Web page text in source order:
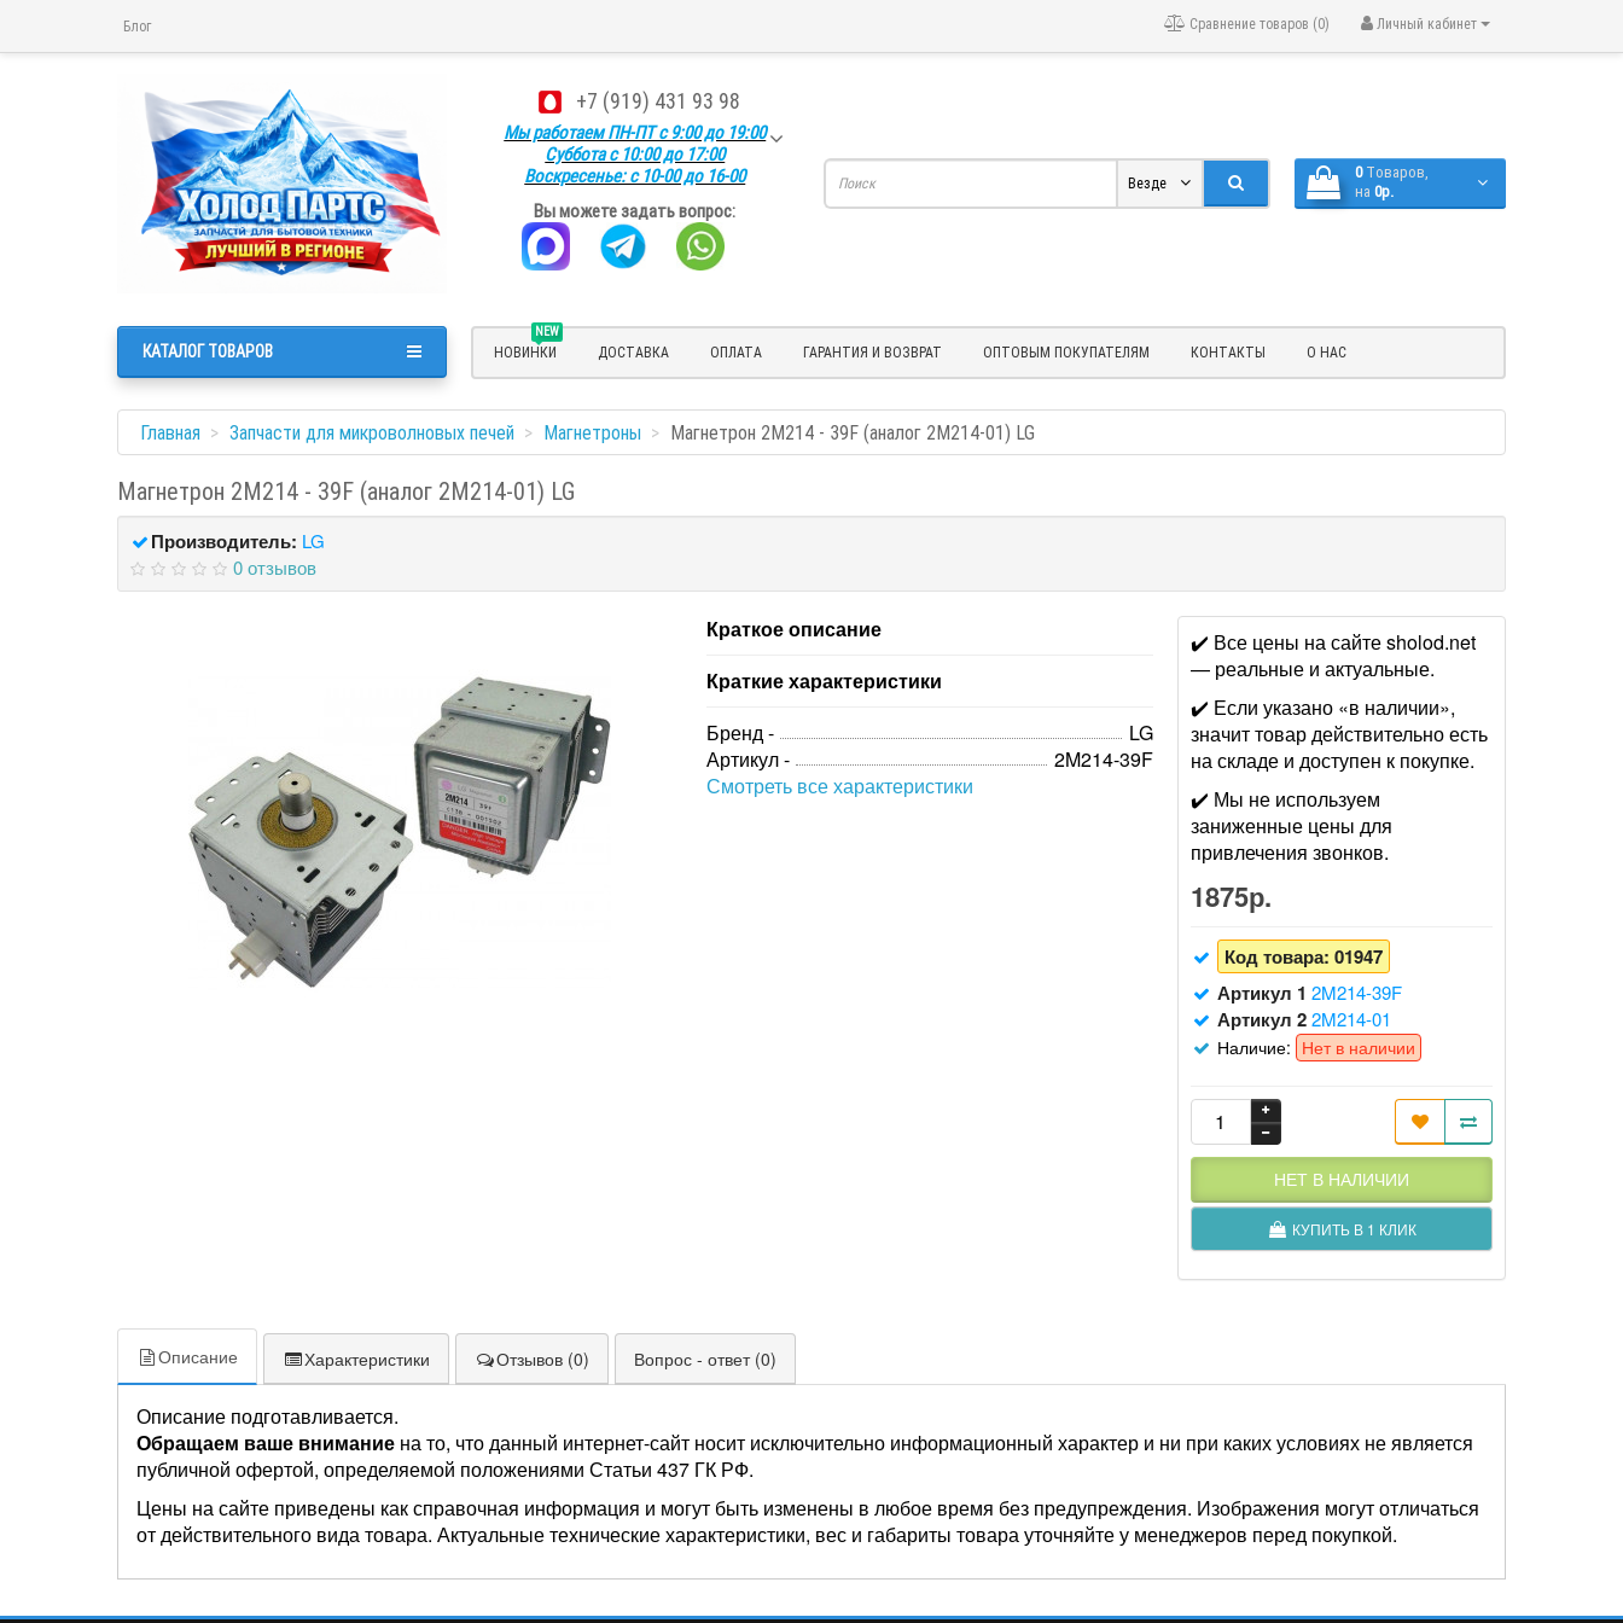
Блог Личный кабинет
Сравнение товаров (0)
+7 (919) 431 93 98
Мы работаем ПН-ПТ с 9:00 до 19:00
Суббота с 10:00 до 17:00
Воскресенье: с 10-00 до 16-00
Вы можете задать вопрос:
0 Tоваров,
на 0р.
Везде
NEW
НОВИНКИ ДОСТАВКА ОПЛАТА ГАРАНТИЯ И ВОЗВРАТ ОПТОВЫМ ПОКУПАТЕЛЯМ КОНТАКТЫ О НАС
КАТАЛОГ ТОВАРОВ
Главная Запчасти для микроволновых печей Магнетроны Магнетрон 2M214 - 39F (аналог 2M214-01) LG
Магнетрон 2M214 - 39F (аналог 2M214-01) LG
Производитель: LG
0 отзывов
Краткое описание
Краткие характеристики
Бренд -
LG
Артикул -
2M214-39F
Смотреть все характеристики
✔️ Все цены на сайте sholod.net
— реальные и актуальные.
✔️ Если указано «в наличии»,
значит товар действительно есть
на складе и доступен к покупке.
✔️ Мы не используем
заниженные цены для
привлечения звонков.
1875р.
Код товара: 01947
Артикул 1 2M214-39F
Артикул 2 2M214-01
Наличие: Нет в наличии
НЕТ В НАЛИЧИИ
КУПИТЬ В 1 КЛИК
Описание Характеристики Отзывов (0) Вопрос - ответ (0)
Описание подготавливается.
Обращаем ваше внимание на то, что данный интернет-сайт носит исключительно информационный характер и ни при каких условиях не является
публичной офертой, определяемой положениями Статьи 437 ГК РФ.
Цены на сайте приведены как справочная информация и могут быть изменены в любое время без предупреждения. Изображения могут отличаться
от действительного вида товара. Актуальные технические характеристики, вес и габариты товара уточняйте у менеджеров перед покупкой.